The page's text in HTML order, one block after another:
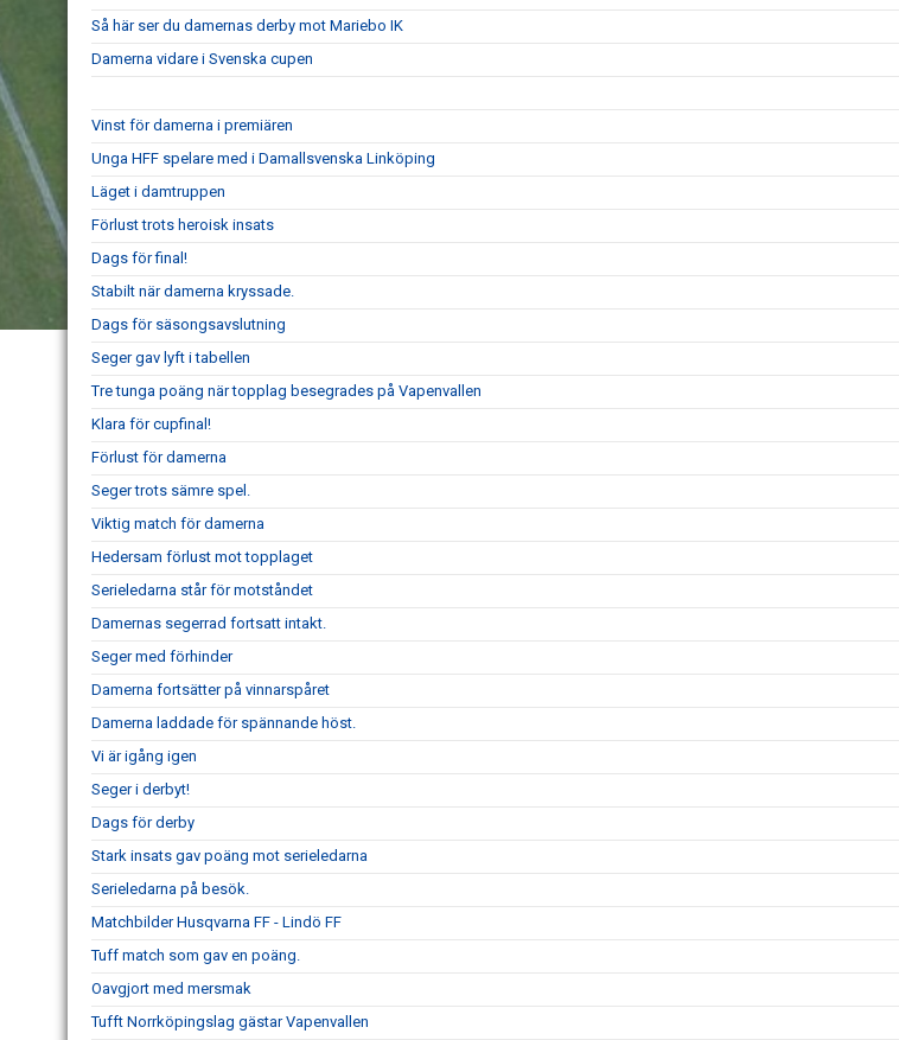
Så här ser du damernas derby mot Mariebo IK
Damerna vidare i Svenska cupen
Vinst för damerna i premiären
Unga HFF spelare med i Damallsvenska Linköping
Läget i damtruppen
Förlust trots heroisk insats
Dags för final!
Stabilt när damerna kryssade.
Dags för säsongsavslutning
Seger gav lyft i tabellen
Tre tunga poäng när topplag besegrades på Vapenvallen
Klara för cupfinal!
Förlust för damerna
Seger trots sämre spel.
Viktig match för damerna
Hedersam förlust mot topplaget
Serieledarna står för motståndet
Damernas segerrad fortsatt intakt.
Seger med förhinder
Damerna fortsätter på vinnarspåret
Damerna laddade för spännande höst.
Vi är igång igen
Seger i derbyt!
Dags för derby
Stark insats gav poäng mot serieledarna
Serieledarna på besök.
Matchbilder Husqvarna FF - Lindö FF
Tuff match som gav en poäng.
Oavgjort med mersmak
Tufft Norrköpingslag gästar Vapenvallen